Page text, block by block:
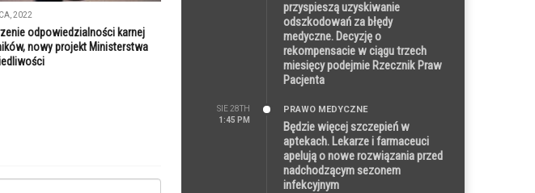
2022
odpowiedzialności karnej
nowy projekt Ministerstwa
przyspieszą uzyskiwanie
odszkodowań za błędy
medyczne. Decyzję o
rekompensacie w ciągu trzech
miesięcy podejmie Rzecznik Praw
Pacjenta
SIE 28TH
1:45 PM
PRAWO MEDYCZNE
Będzie więcej szczepień w
aptekach. Lekarze i farmaceuci
apelują o nowe rozwiązania przed
nadchodzącym sezonem
infekcyjnym